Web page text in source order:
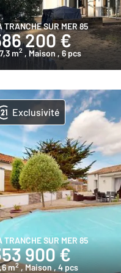
TRANCHE SUR MER 85
200 €
m2 , Maison , 6 pcs
Exclusivité
TRANCHE SUR MER 85
900 €
m2 , Maison, 4 pcs